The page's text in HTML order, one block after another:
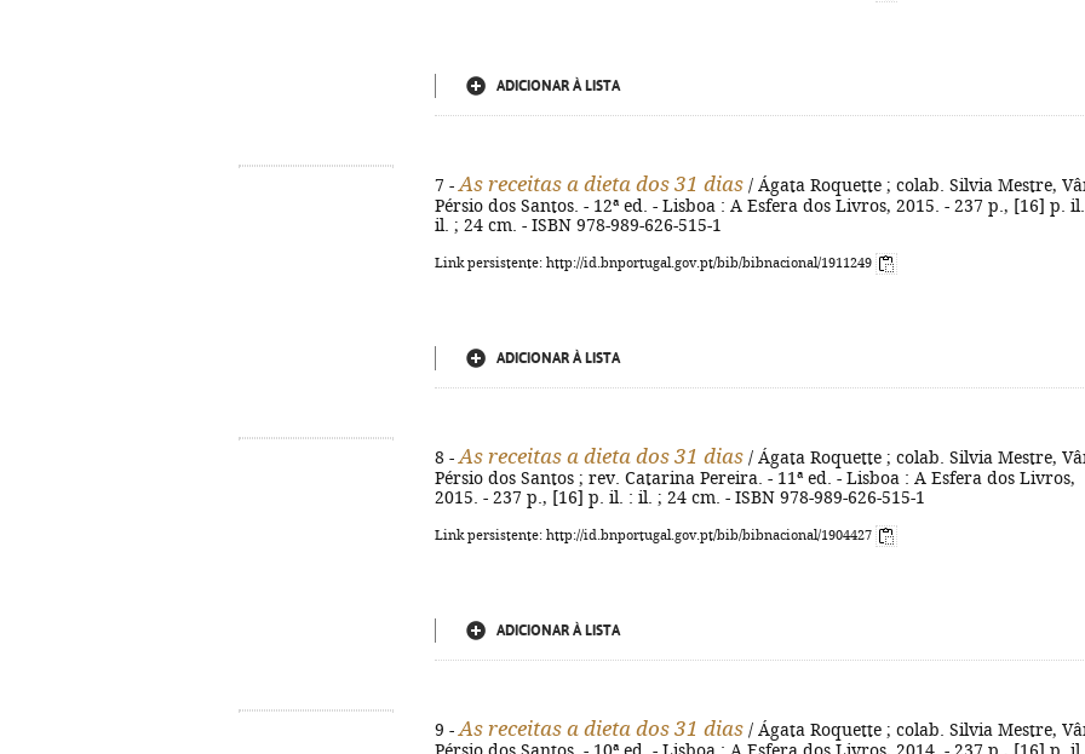
ADICIONAR À LISTA
7 - As receitas a dieta dos 31 dias / Ágata Roquette ; colab. Silvia Mestre,
Pérsio dos Santos. - 12ª ed. - Lisboa : A Esfera dos Livros, 2015. - 237 p., [16] p.
il. ; 24 cm. - ISBN 978-989-626-515-1
Link persistente: http://id.bnportugal.gov.pt/bib/bibnacional/1911249
ADICIONAR À LISTA
8 - As receitas a dieta dos 31 dias / Ágata Roquette ; colab. Silvia Mestre,
Pérsio dos Santos ; rev. Catarina Pereira. - 11ª ed. - Lisboa : A Esfera dos Livros,
2015. - 237 p., [16] p. il. : il. ; 24 cm. - ISBN 978-989-626-515-1
Link persistente: http://id.bnportugal.gov.pt/bib/bibnacional/1904427
ADICIONAR À LISTA
9 - As receitas a dieta dos 31 dias / Ágata Roquette ; colab. Silvia Mestre,